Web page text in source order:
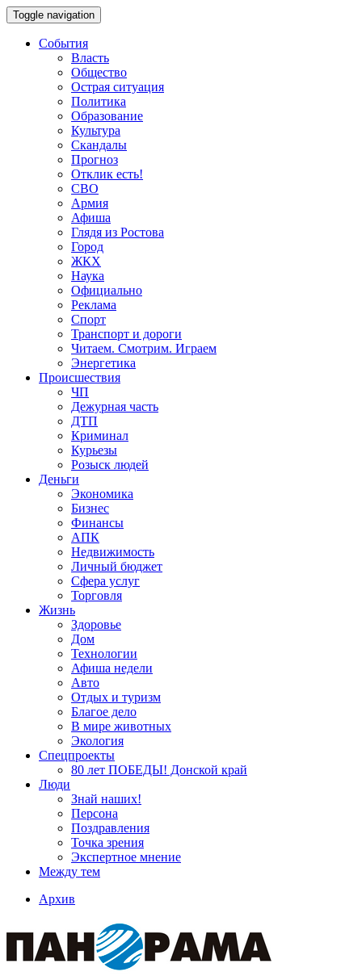
Toggle navigation
События
Власть
Общество
Острая ситуация
Политика
Образование
Культура
Скандалы
Прогноз
Отклик есть!
СВО
Армия
Афиша
Глядя из Ростова
Город
ЖКХ
Наука
Официально
Реклама
Спорт
Транспорт и дороги
Читаем. Смотрим. Играем
Энергетика
Происшествия
ЧП
Дежурная часть
ДТП
Криминал
Курьезы
Розыск людей
Деньги
Экономика
Бизнес
Финансы
АПК
Недвижимость
Личный бюджет
Сфера услуг
Торговля
Жизнь
Здоровье
Дом
Технологии
Афиша недели
Авто
Отдых и туризм
Благое дело
В мире животных
Экология
Спецпроекты
80 лет ПОБЕДЫ! Донской край
Люди
Знай наших!
Персона
Поздравления
Точка зрения
Экспертное мнение
Между тем
Архив